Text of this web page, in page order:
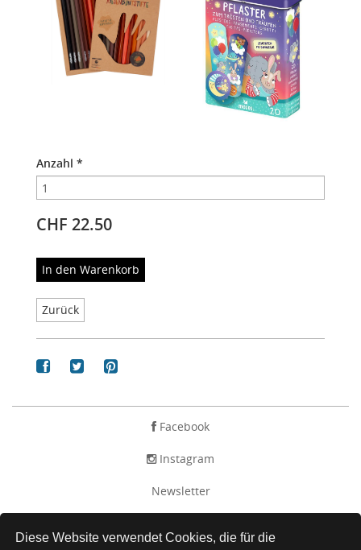
Diese Website verwendet Cookies, die für die
Anzahl *
CHF 22.50
In den Warenkorb
Zurück
Facebook
Instagram
Newsletter